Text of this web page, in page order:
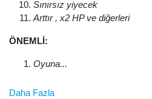
Sınırsız yiyecek
Arttır , x2 HP ve diğerleri
ÖNEMLİ:
Oyuna...
Daha Fazla